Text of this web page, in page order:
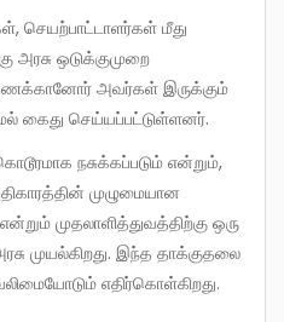
ஒடுக்குமுறை
அவர்கள் இருக்கும்
கைது செய்யப்பட்டுள்ளனர்.
முழுமையான
முதலாளித்துவத்திற்கு ஒரு
முயல்கிறது. இந்த தாக்குதலை
எதிர்கொள்கிறது.